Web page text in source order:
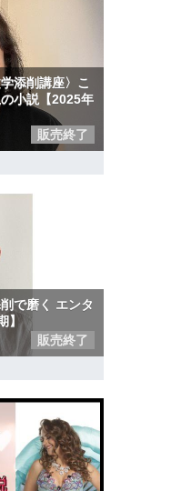
添削講座〉こ
小説【2025年
販売終了
で磨く エンタ
】
販売終了